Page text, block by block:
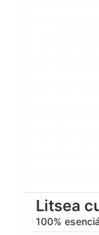
Litsea
100%